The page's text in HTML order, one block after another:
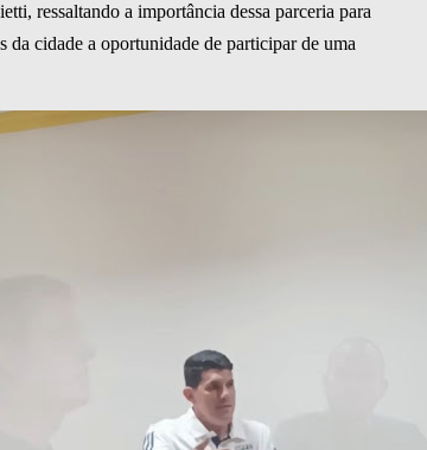
ressaltando a importância dessa parceria para
da cidade a oportunidade de participar de uma